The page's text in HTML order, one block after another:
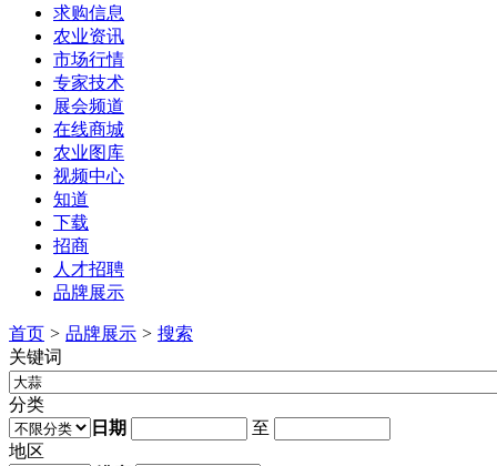
求购信息
农业资讯
市场行情
专家技术
展会频道
在线商城
农业图库
视频中心
知道
下载
招商
人才招聘
品牌展示
首页 > 品牌展示 > 搜索
关键词
分类
日期
至
地区